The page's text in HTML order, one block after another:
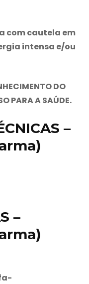
com cautela em
intensa e/ou
DO
PARA A SAÚDE.
–
–